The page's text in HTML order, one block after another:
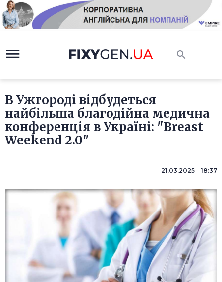
В Ужгороді відбудеться
найбільша благодійна медична
конференція в Україні: "Breast
Weekend 2.0"
21.03.2025 18:37